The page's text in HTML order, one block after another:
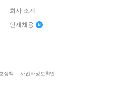
회사 소개
인재채용
정책 사업자정보확인